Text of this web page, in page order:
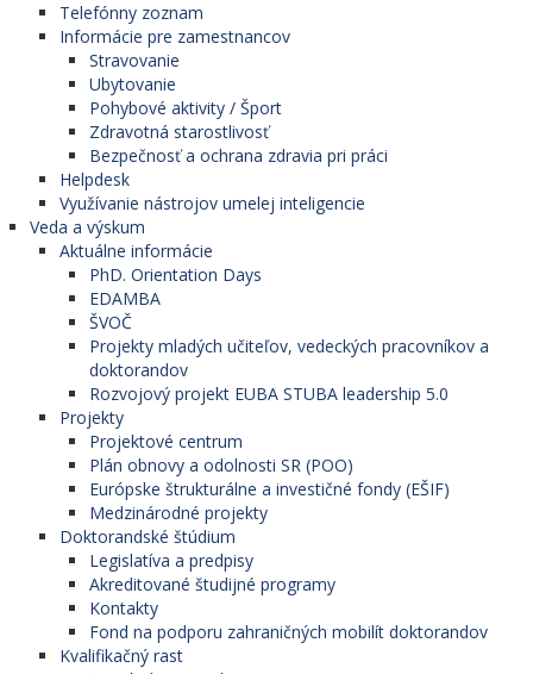
Telefónny zoznam
Informácie pre zamestnancov
Stravovanie
Ubytovanie
Pohybové aktivity / Šport
Zdravotná starostlivosť
Bezpečnosť a ochrana zdravia pri práci
Helpdesk
Využívanie nástrojov umelej inteligencie
Veda a výskum
Aktuálne informácie
PhD. Orientation Days
EDAMBA
ŠVOČ
Projekty mladých učiteľov, vedeckých pracovníkov a
doktorandov
Rozvojový projekt EUBA STUBA leadership 5.0
Projekty
Projektové centrum
Plán obnovy a odolnosti SR (POO)
Európske štrukturálne a investičné fondy (EŠIF)
Medzinárodné projekty
Doktorandské štúdium
Legislatíva a predpisy
Akreditované študijné programy
Kontakty
Fond na podporu zahraničných mobilít doktorandov
Kvalifikačný rast